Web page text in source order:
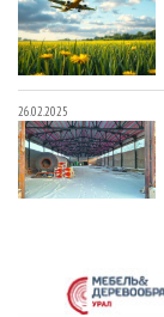
26.02.2025